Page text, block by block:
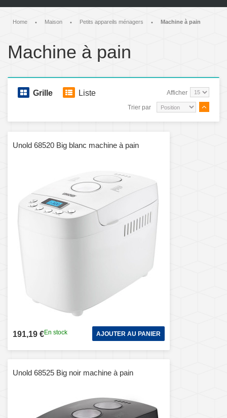
Home • Maison • Petits appareils ménagers • Machine à pain
Machine à pain
Grille Liste Afficher
Trier par
Unold 68520 Big blanc machine à pain
191,19 €En stock AJOUTER AU PANIER
Unold 68525 Big noir machine à pain